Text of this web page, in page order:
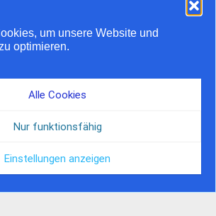
um unsere Website und
optimieren.
Alle Cookies
Nur funktionsfähig
Einstellungen anzeigen
Stauprognose 10. bis 12.
Juli
in Europa